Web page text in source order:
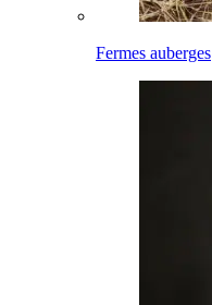
Fermes auberges